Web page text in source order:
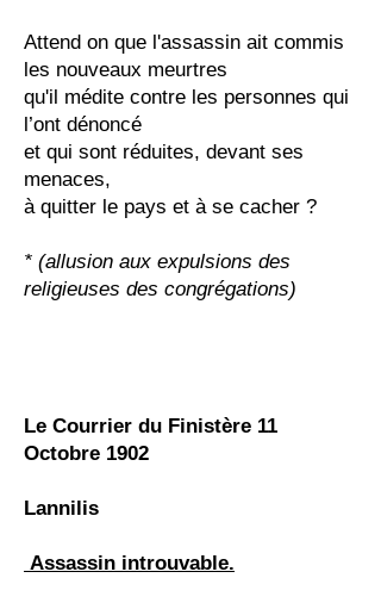
Attend on que l'assassin ait commis
les nouveaux meurtres
qu'il médite contre les personnes qui
l’ont dénoncé
et qui sont réduites, devant ses
menaces,
à quitter le pays et à se cacher ?
* (allusion aux expulsions des
religieuses des congrégations)
Le Courrier du Finistère 11
Octobre 1902
Lannilis
Assassin introuvable.